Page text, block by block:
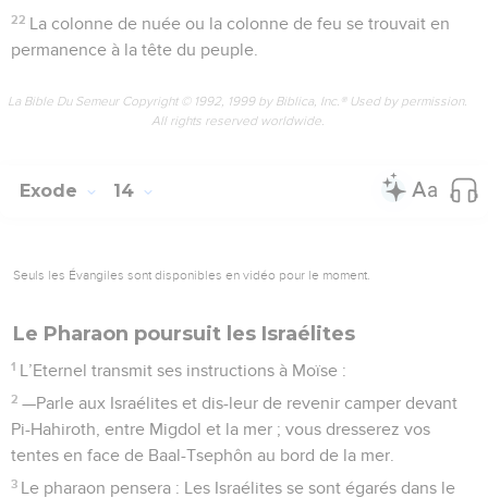
22 La colonne de nuée ou la colonne de feu se trouvait en
permanence à la tête du peuple.
La Bible Du Semeur Copyright © 1992, 1999 by Biblica, Inc.® Used by permission.
All rights reserved worldwide.
Exode 14
Seuls les Évangiles sont disponibles en vidéo pour le moment.
Le Pharaon poursuit les Israélites
1 L’Eternel transmit ses instructions à Moïse :
2 —Parle aux Israélites et dis-leur de revenir camper devant
Pi-Hahiroth, entre Migdol et la mer ; vous dresserez vos
tentes en face de Baal-Tsephôn au bord de la mer.
3 Le pharaon pensera : Les Israélites se sont égarés dans le